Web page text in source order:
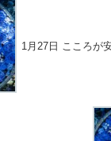
1月27日 こころが